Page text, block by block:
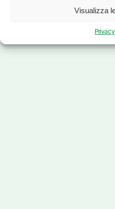
Visualizza